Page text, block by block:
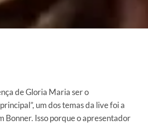
de Gloria Maria ser o
um dos temas da live foi a
Bonner. Isso porque o apresentador